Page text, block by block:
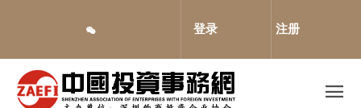
主
登录 注册